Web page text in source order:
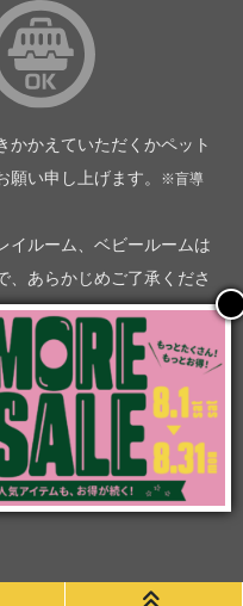
かかえていただくかペット
い申し上げます。
※盲導
イルーム、ベビールームは
、あらかじめご了承くださ
業情報）
奈川
ループ
All Rights Reserved.